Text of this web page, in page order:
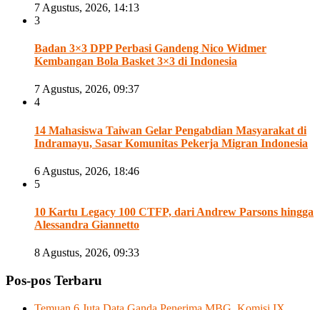
7 Agustus, 2026, 14:13
3
Badan 3×3 DPP Perbasi Gandeng Nico Widmer
Kembangan Bola Basket 3×3 di Indonesia
7 Agustus, 2026, 09:37
4
14 Mahasiswa Taiwan Gelar Pengabdian Masyarakat di
Indramayu, Sasar Komunitas Pekerja Migran Indonesia
6 Agustus, 2026, 18:46
5
10 Kartu Legacy 100 CTFP, dari Andrew Parsons hingga
Alessandra Giannetto
8 Agustus, 2026, 09:33
Pos-pos Terbaru